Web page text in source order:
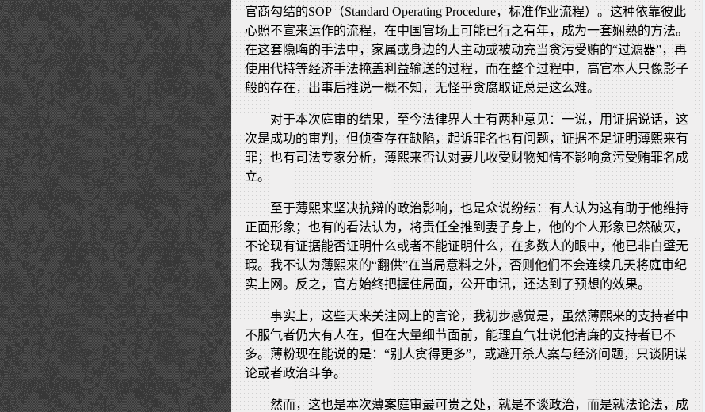
官商勾结的SOP（Standard Operating Procedure，标准作业流程）。这种依靠彼此
心照不宣来运作的流程，在中国官场上可能已行之有年，成为一套娴熟的方法。
在这套隐晦的手法中，家属或身边的人主动或被动充当贪污受贿的“过滤器”，再
使用代持等经济手法掩盖利益输送的过程，而在整个过程中，高官本人只像影子
般的存在，出事后推说一概不知，无怪乎贪腐取证总是这么难。
对于本次庭审的结果，至今法律界人士有两种意见：一说，用证据说话，这
次是成功的审判，但侦查存在缺陷，起诉罪名也有问题，证据不足证明薄熙来有
罪；也有司法专家分析，薄熙来否认对妻儿收受财物知情不影响贪污受贿罪名成
立。
至于薄熙来坚决抗辩的政治影响，也是众说纷纭：有人认为这有助于他维持
正面形象；也有的看法认为，将责任全推到妻子身上，他的个人形象已然破灭，
不论现有证据能否证明什么或者不能证明什么，在多数人的眼中，他已非白璧无
瑕。我不认为薄熙来的“翻供”在当局意料之外，否则他们不会连续几天将庭审纪
实上网。反之，官方始终把握住局面，公开审讯，还达到了预想的效果。
事实上，这些天来关注网上的言论，我初步感觉是，虽然薄熙来的支持者中
不服气者仍大有人在，但在大量细节面前，能理直气壮说他清廉的支持者已不
多。薄粉现在能说的是：“别人贪得更多”，或避开杀人案与经济问题，只谈阴谋
论或者政治斗争。
然而，这也是本次薄案庭审最可贵之处，就是不谈政治，而是就法论法，成